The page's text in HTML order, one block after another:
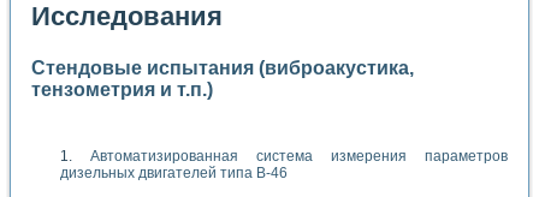
Исследования
Стендовые испытания (виброакустика,
тензометрия и т.п.)
Автоматизированная система измерения параметров
дизельных двигателей типа В-46